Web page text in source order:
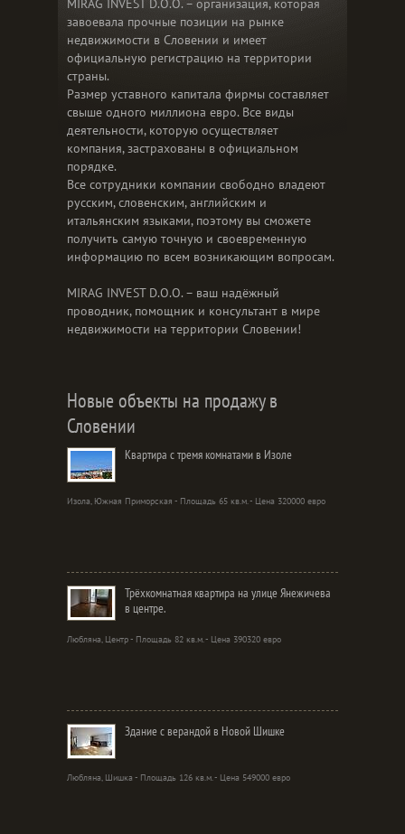
MIRAG INVEST D.O.O. – организация, которая
завоевала прочные позиции на рынке
недвижимости в Словении и имеет
официальную регистрацию на территории
страны.
Размер уставного капитала фирмы составляет
свыше одного миллиона евро. Все виды
деятельности, которую осуществляет
компания, застрахованы в официальном
порядке.
Все сотрудники компании свободно владеют
русским, словенским, английским и
итальянским языками, поэтому вы сможете
получить самую точную и своевременную
информацию по всем возникающим вопросам.
MIRAG INVEST D.O.O. – ваш надёжный
проводник, помощник и консультант в мире
недвижимости на территории Словении!
Новые объекты на продажу в
Словении
Квартира с тремя комнатами в Изоле
Изола, Южная Приморская - Площадь 65 кв.м. - Цена 320000 евро
Трёхкомнатная квартира на улице Янежичева
в центре.
Любляна, Центр - Площадь 82 кв.м. - Цена 390320 евро
Здание с верандой в Новой Шишке
Любляна, Шишка - Площадь 126 кв.м. - Цена 549000 евро